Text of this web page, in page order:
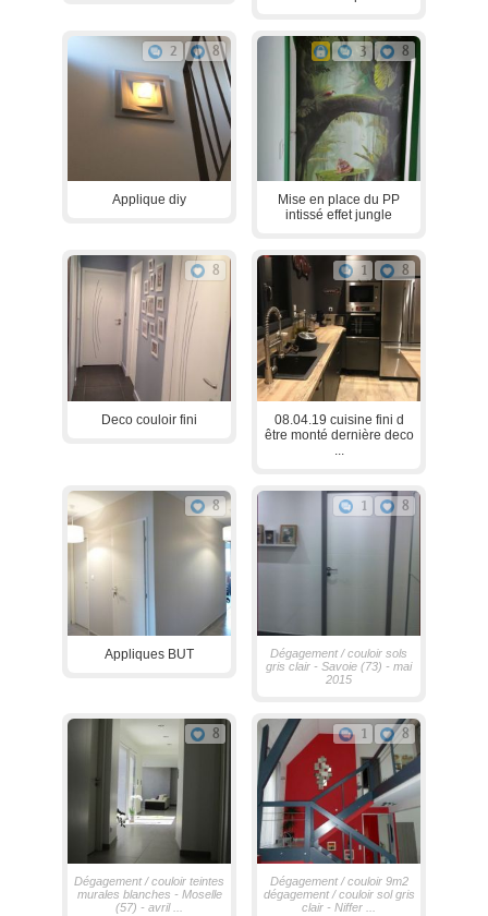
2 8
Applique diy
3 8
Mise en place du PP
intissé effet jungle
8
Deco couloir fini
1 8
08.04.19 cuisine fini d
être monté dernière deco
8
Appliques BUT
1 8
Dégagement / couloir sols
gris clair - Savoie (73) - mai
2015
8
Dégagement / couloir teintes
murales blanches - Moselle
(57) - avril ...
1 8
Dégagement / couloir 9m2
dégagement / couloir sol gris
clair - Niffer ...